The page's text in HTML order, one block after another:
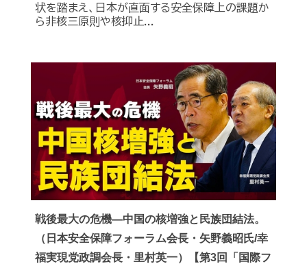
状を踏まえ、日本が直面する安全保障上の課題か
ら非核三原則や核抑止...
戦後最大の危機―中国の核増強と民族団結法。
（日本安全保障フォーラム会長・矢野義昭氏/幸
福実現党政調会長・里村英一）【第3回「国際フ